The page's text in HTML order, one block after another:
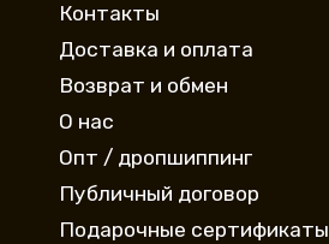
Контакты
Доставка и оплата
Возврат и обмен
О нас
Опт / дропшиппинг
Публичный договор
Подарочные сертификаты